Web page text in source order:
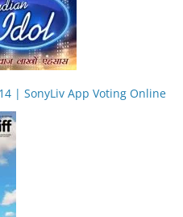
| SonyLiv App Voting Online